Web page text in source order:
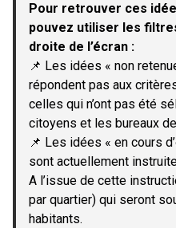
Pour retrouver ces
pouvez utiliser les
droite de l’écran :
📌 Les idées « non
répondent pas aux
celles qui n’ont pas été
citoyens et les bureaux
📌 Les idées « en cours
sont actuellement
A l’issue de cette
par quartier) qui seront
habitants.